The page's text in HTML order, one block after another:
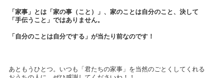
「家事」とは「家の事（こと）」、家のことは自分のこと、決して
「手伝うこと」ではありません。
「自分のことは自分でする」 が当たり前なのです！
あともうひとつ。いつも「君たちの家事」を当然のごとくしてくれる